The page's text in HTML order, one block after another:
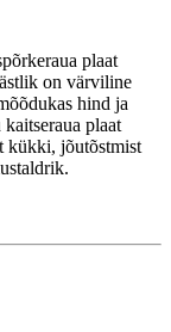
plaat
on värviline
hind ja
plaat
kükki, jõutõstmist